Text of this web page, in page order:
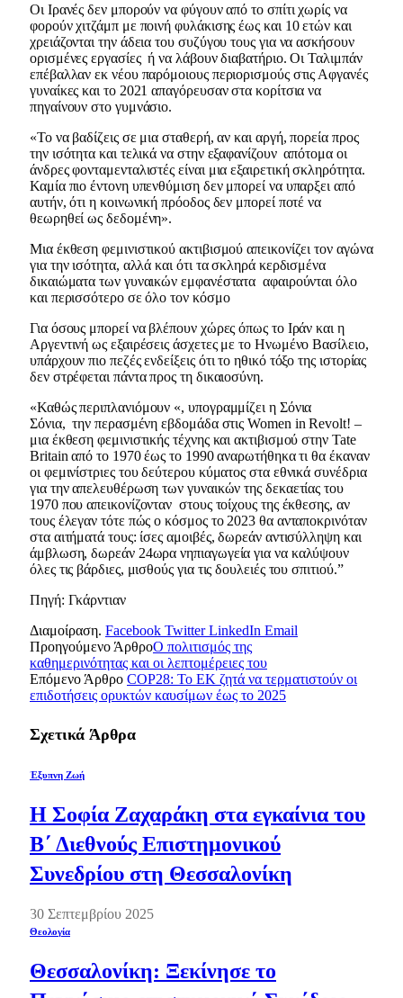
Οι Ιρανές δεν μπορούν να φύγουν από το σπίτι χωρίς να
φορούν χιτζάμπ με ποινή φυλάκισης έως και 10 ετών και
χρειάζονται την άδεια του συζύγου τους για να ασκήσουν
ορισμένες εργασίες ή να λάβουν διαβατήριο. Οι Ταλιμπάν
επέβαλλαν εκ νέου παρόμοιους περιορισμούς στις Αφγανές
γυναίκες και το 2021 απαγόρευσαν στα κορίτσια να
πηγαίνουν στο γυμνάσιο.
«Το να βαδίζεις σε μια σταθερή, αν και αργή, πορεία προς
την ισότητα και τελικά να στην εξαφανίζουν απότομα οι
άνδρες φονταμενταλιστές είναι μια εξαιρετική σκληρότητα.
Καμία πιο έντονη υπενθύμιση δεν μπορεί να υπαρξει από
αυτήν, ότι η κοινωνική πρόοδος δεν μπορεί ποτέ να
θεωρηθεί ως δεδομένη».
Μια έκθεση φεμινιστικού ακτιβισμού απεικονίζει τον αγώνα
για την ισότητα, αλλά και ότι τα σκληρά κερδισμένα
δικαιώματα των γυναικών εμφανέστατα αφαιρούνται όλο
και περισσότερο σε όλο τον κόσμο
Για όσους μπορεί να βλέπουν χώρες όπως το Ιράν και η
Αργεντινή ως εξαιρέσεις άσχετες με το Ηνωμένο Βασίλειο,
υπάρχουν πιο πεζές ενδείξεις ότι το ηθικό τόξο της ιστορίας
δεν στρέφεται πάντα προς τη δικαιοσύνη.
«Καθώς περιπλανιόμουν «, υπογραμμίζει η Σόνια
Σόνια, την περασμένη εβδομάδα στις Women in Revolt! –
μια έκθεση φεμινιστικής τέχνης και ακτιβισμού στην Tate
Britain από το 1970 έως το 1990 αναρωτήθηκα τι θα έκαναν
οι φεμινίστριες του δεύτερου κύματος στα εθνικά συνέδρια
για την απελευθέρωση των γυναικών της δεκαετίας του
1970 που απεικονίζονταν στους τοίχους της έκθεσης, αν
τους έλεγαν τότε πώς ο κόσμος το 2023 θα ανταποκρινόταν
στα αιτήματά τους: ίσες αμοιβές, δωρεάν αντισύλληψη και
άμβλωση, δωρεάν 24ωρα νηπιαγωγεία για να καλύψουν
όλες τις βάρδιες, μισθούς για τις δουλειές του σπιτιού.”
Πηγή: Γκάρντιαν
Διαμοίραση. Facebook Twitter LinkedIn Email
Προηγούμενο ΆρθροΟ πολιτισμός της
καθημερινότητας και οι λεπτομέρειες του
Επόμενο Άρθρο COP28: Το ΕΚ ζητά να τερματιστούν οι
επιδοτήσεις ορυκτών καυσίμων έως το 2025
Σχετικά Άρθρα
Έξυπνη Ζωή
Η Σοφία Ζαχαράκη στα εγκαίνια του
Β΄ Διεθνούς Επιστημονικού
Συνεδρίου στη Θεσσαλονίκη
30 Σεπτεμβρίου 2025
Θεολογία
Θεσσαλονίκη: Ξεκίνησε το